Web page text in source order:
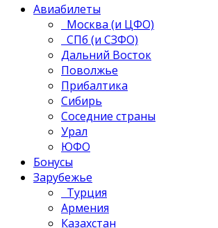
Авиабилеты
Москва (и ЦФО)
СПб (и СЗФО)
Дальний Восток
Поволжье
Прибалтика
Сибирь
Соседние страны
Урал
ЮФО
Бонусы
Зарубежье
Турция
Армения
Казахстан